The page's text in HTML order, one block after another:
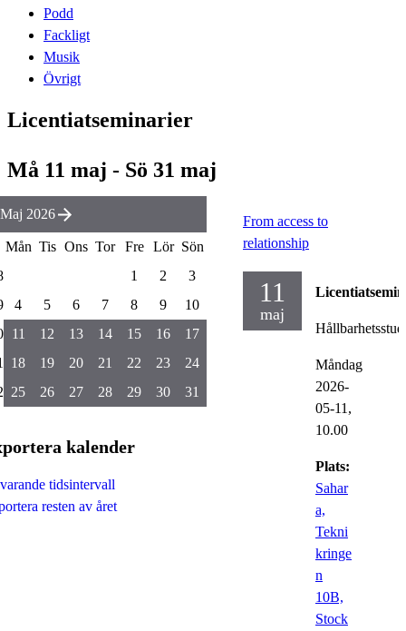
Podd
Fackligt
Musik
Övrigt
Licentiatseminarier
Må 11 maj - Sö 31 maj
From access to
relationship
11
maj
Måndag
2026-
05-11,
10.00
Plats:
Sahar
a,
Tekni
kringe
n
10B,
Stock
Maj 2026
Mån Tis Ons Tor Fre Lör Sön
1 2
3
4 5 6 7 8 9
10
11 12 13 14 15 16
17
18 19 20 21 22 23
24
25 26 27 28 29 30 31
kalender
tidsintervall
resten av året